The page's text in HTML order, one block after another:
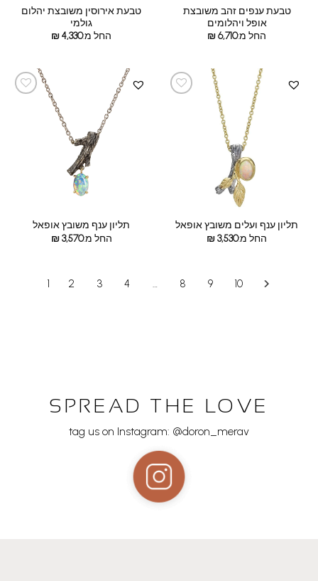
טבעת ענפים זהב משובצת
אופל ויהלומים
החל מ:
₪6,710
טבעת אירוסין משובצת יהלום
גולמי
החל מ:
₪4,330
תליון ענף ועלים משובץ אופאל
החל מ:
₪3,530
תליון ענף משובץ אופאל
החל מ:
₪3,570
1 2 3 4 … 8 9 10
SPREAD THE LOVE
tag us on Instagram: @doron_merav